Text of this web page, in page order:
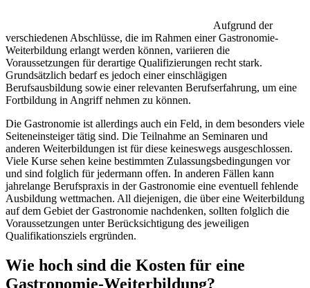
Aufgrund der
verschiedenen Abschlüsse, die im Rahmen einer Gastronomie-
Weiterbildung erlangt werden können, variieren die
Voraussetzungen für derartige Qualifizierungen recht stark.
Grundsätzlich bedarf es jedoch einer einschlägigen
Berufsausbildung sowie einer relevanten Berufserfahrung, um eine
Fortbildung in Angriff nehmen zu können.
Die Gastronomie ist allerdings auch ein Feld, in dem besonders viele
Seiteneinsteiger tätig sind. Die Teilnahme an Seminaren und
anderen Weiterbildungen ist für diese keineswegs ausgeschlossen.
Viele Kurse sehen keine bestimmten Zulassungsbedingungen vor
und sind folglich für jedermann offen. In anderen Fällen kann
jahrelange Berufspraxis in der Gastronomie eine eventuell fehlende
Ausbildung wettmachen. All diejenigen, die über eine Weiterbildung
auf dem Gebiet der Gastronomie nachdenken, sollten folglich die
Voraussetzungen unter Berücksichtigung des jeweiligen
Qualifikationsziels ergründen.
Wie hoch sind die Kosten für eine
Gastronomie-Weiterbildung?